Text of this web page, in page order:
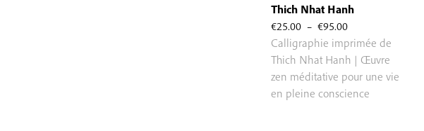
€25.00 – €95.00Plage
de
prix :
€25.00
à
Thich Nhat Hanh
Calligraphie imprimée de
Thich Nhat Hanh | Œuvre
zen méditative pour une vie
en pleine conscience